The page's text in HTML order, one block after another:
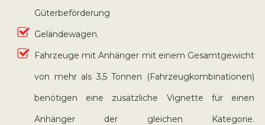
Güterbeförderung
Geländewagen.
Fahrzeuge mit Anhänger mit einem Gesamtgewicht
von mehr als 3,5 Tonnen (Fahrzeugkombinationen)
benötigen eine zusätzliche Vignette für einen
Anhänger der gleichen Kategorie.